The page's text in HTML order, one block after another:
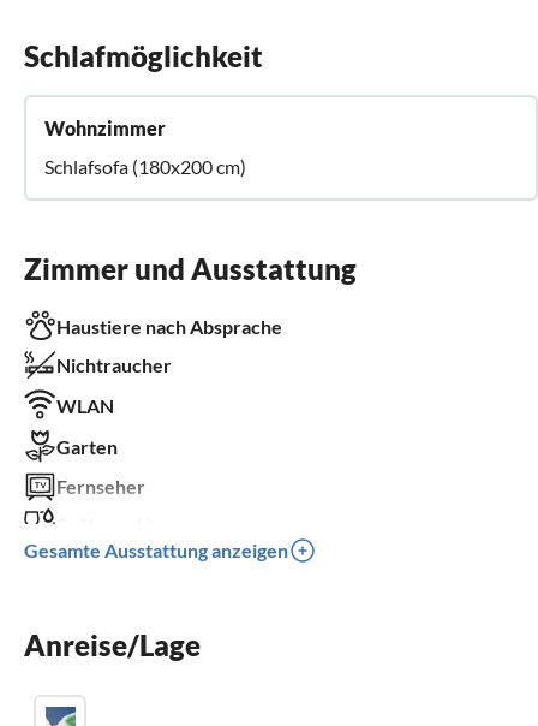
Schlafmöglichkeit
Wohnzimmer
Schlafsofa (180x200 cm)
Zimmer und Ausstattung
Haustiere nach Absprache
Nichtraucher
WLAN
Garten
Fernseher
Kinder willkommen
Gesamte Ausstattung anzeigen
Anreise/Lage